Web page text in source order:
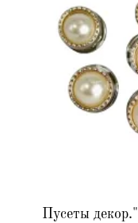
Пусеты